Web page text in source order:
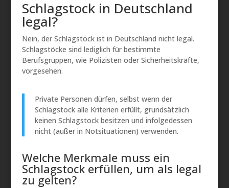
Schlagstock in Deutschland
legal?
Nein, der Schlagstock ist in Deutschland nicht legal.
Schlagstöcke sind lediglich für bestimmte
Berufsgruppen, wie Polizisten oder Sicherheitskräfte,
vorgesehen.
Private Personen dürfen, selbst wenn der
Schlagstock alle Kriterien erfüllt, grundsätzlich
keinen Schlagstock besitzen und infolgedessen
nicht (außer in Notsituationen) verwenden.
Welche Merkmale muss ein
Schlagstock erfüllen, um als legal
zu gelten?